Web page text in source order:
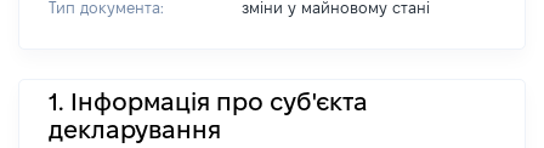
Тип документа:
зміни y майновому стані
1. Інформація про суб'єкта
декларування